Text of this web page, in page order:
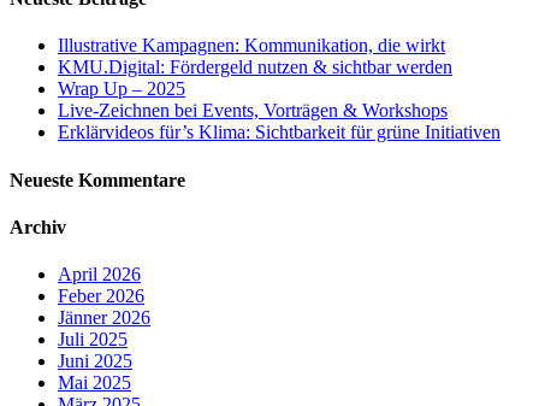
Illustrative Kampagnen: Kommunikation, die wirkt
KMU.Digital: Fördergeld nutzen & sichtbar werden
Wrap Up – 2025
Live-Zeichnen bei Events, Vorträgen & Workshops
Erklärvideos für’s Klima: Sichtbarkeit für grüne Initiativen
Neueste Kommentare
Archiv
April 2026
Feber 2026
Jänner 2026
Juli 2025
Juni 2025
Mai 2025